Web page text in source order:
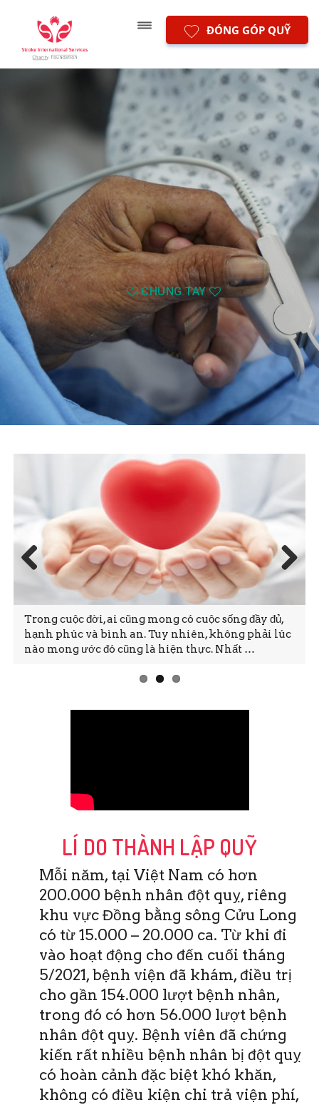
ĐÓNG GÓP QUỸ
CHUNG TAY
Trong cuộc đời, ai cũng mong có cuộc sống đầy đủ,
hạnh phúc và bình an. Tuy nhiên, không phải lúc
nào mong ước đó cũng là hiện thực. Nhất …
Next
LÍ DO THÀNH LẬP QUỸ
Mỗi năm, tại Việt Nam có hơn
200.000 bệnh nhân đột quỵ, riêng
khu vực Đồng bằng sông Cửu Long
có từ 15.000 – 20.000 ca. Từ khi đi
vào hoạt động cho đến cuối tháng
5/2021, bệnh viện đã khám, điều trị
cho gần 154.000 lượt bệnh nhân,
trong đó có hơn 56.000 lượt bệnh
nhân đột quỵ. Bệnh viên đã chứng
kiến rất nhiều bệnh nhân bị đột quỵ
có hoàn cảnh đặc biệt khó khăn,
không có điều kiện chi trả viện phí,